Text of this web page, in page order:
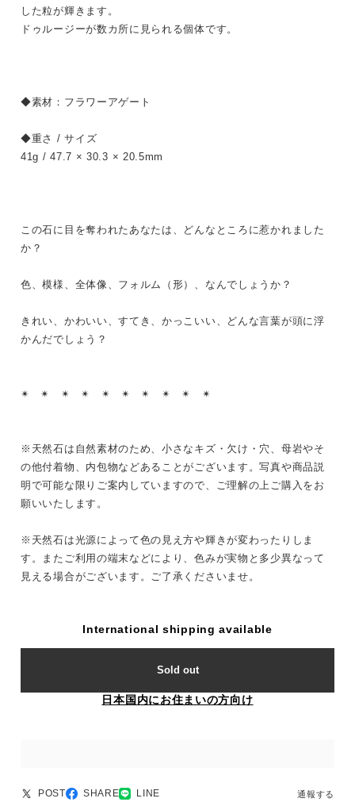
した粒が輝きます。
ドゥルージーが数カ所に見られる個体です。
◆素材：フラワーアゲート
◆重さ / サイズ
41g / 47.7 × 30.3 × 20.5mm
この石に目を奪われたあなたは、どんなところに惹かれました
か？
色、模様、全体像、フォルム（形）、なんでしょうか？
きれい、かわいい、すてき、かっこいい、どんな言葉が頭に浮
かんだでしょう？
✴︎ ✴︎ ✴︎ ✴︎ ✴︎ ✴︎ ✴︎ ✴︎ ✴︎ ✴︎
※天然石は自然素材のため、小さなキズ・欠け・穴、母岩やそ
の他付着物、内包物などあることがございます。写真や商品説
明で可能な限りご案内していますので、ご理解の上ご購入をお
願いいたします。
※天然石は光源によって色の見え方や輝きが変わったりしま
す。またご利用の端末などにより、色みが実物と多少異なって
見える場合がございます。ご了承くださいませ。
International shipping available
Sold out
日本国内にお住まいの方向け
POST SHARE LINE 通報する